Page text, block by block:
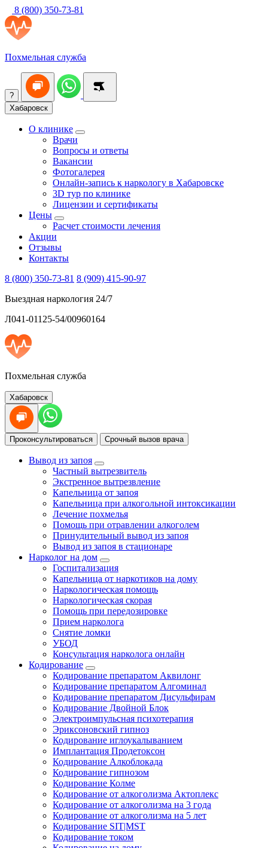
8 (800) 350-73-81
Похмельная служба
?
Хабаровск
О клинике
Врачи
Вопросы и ответы
Вакансии
Фотогалерея
Онлайн-запись к наркологу в Хабаровске
3D тур по клинике
Лицензии и сертификаты
Цены
Расчет стоимости лечения
Акции
Отзывы
Контакты
8 (800) 350-73-81 8 (909) 415-90-97
Выездная наркология 24/7
Л041-01125-54/00960164
Похмельная служба
Хабаровск
Проконсультироваться Срочный вызов врача
Вывод из запоя
Частный вытрезвитель
Экстренное вытрезвление
Капельница от запоя
Капельница при алкогольной интоксикации
Лечение похмелья
Помощь при отравлении алкоголем
Принудительный вывод из запоя
Вывод из запоя в стационаре
Нарколог на дом
Госпитализация
Капельница от наркотиков на дому
Наркологическая помощь
Наркологическая скорая
Помощь при передозировке
Прием нарколога
Снятие ломки
УБОД
Консультация нарколога онлайн
Кодирование
Кодирование препаратом Аквилонг
Кодирование препаратом Алгоминал
Кодирование препаратом Дисульфирам
Кодирование Двойной Блок
Электроимпульсная психотерапия
Эриксоновский гипноз
Кодирование иглоукалыванием
Имплантация Продетоксон
Кодирование Алкоблокада
Кодирование гипнозом
Кодирование Колме
Кодирование от алкоголизма Актоплекс
Кодирование от алкоголизма на 3 года
Кодирование от алкоголизма на 5 лет
Кодирование SIT|MST
Кодирование током